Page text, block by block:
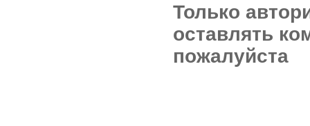
Только
оставлять
пожалуйста